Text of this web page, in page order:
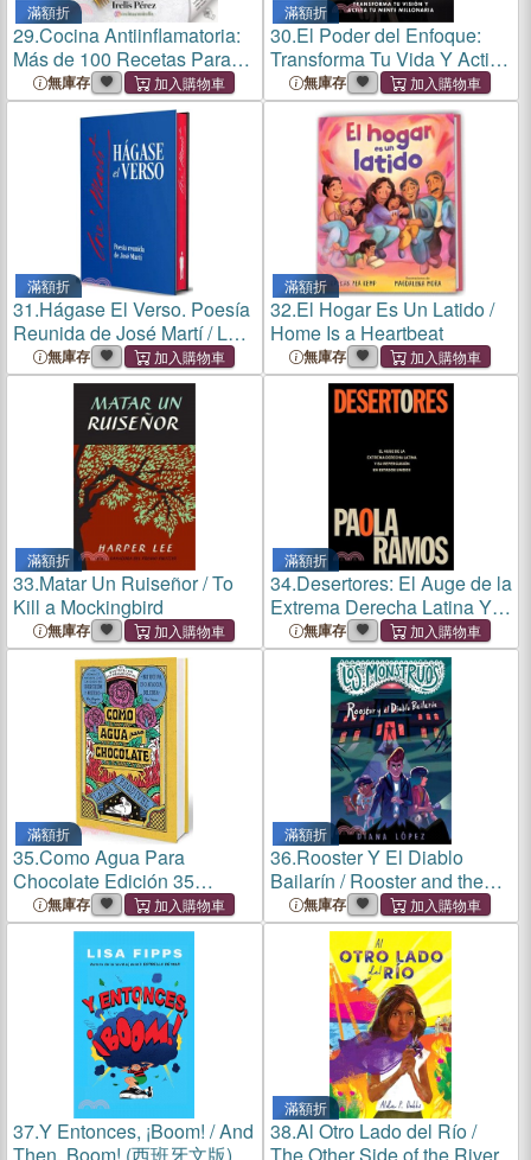
滿額折
29.Cocina Antiinflamatoria:
Más de 100 Recetas Para
Sanar / Anti-Inflammatory
Cooking: More Than 100
Recipes for Healing
無庫存
滿額折
30.El Poder del Enfoque:
Transforma Tu Vida Y Activa
Tu Mente Millonaria / The
Power of Focus: Transform
Your Life and Activate Your
Millionaire Mind
無庫存
滿額折
31.Hágase El Verso. Poesía
Reunida de José Martí / Let
the Verse Be Made.
Collected Poetry of José
無庫存
滿額折
32.El Hogar Es Un Latido /
Home Is a Heartbeat
無庫存
滿額折
33.Matar Un Ruiseñor / To
Kill a Mockingbird
無庫存
滿額折
34.Desertores: El Auge de la
Extrema Derecha Latina Y
Su Repercusión En Estados
Uni DOS / Defectors
無庫存
滿額折
35.Como Agua Para
Chocolate Edición 35
Aniversario
無庫存
滿額折
36.Rooster Y El Diablo
Bailarín / Rooster and the
Dancing Diablo
無庫存
37.Y Entonces, ¡Boom! / And
滿額折
38.Al Otro Lado del Río /